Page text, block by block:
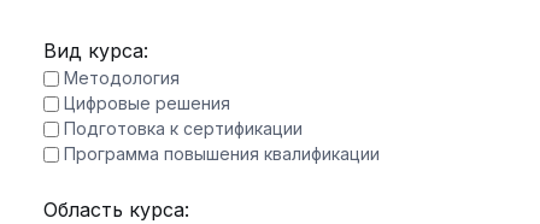
Вид курса:
Методология
Цифровые решения
Подготовка к сертификации
Программа повышения квалификации
Область курса: